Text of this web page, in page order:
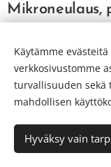
Mikroneulaus,
Mikroneulaus on
hoito, joka stimuloi
korjaamaan itseään
voidaan hoitaa
epätasaista ihoa
ihohuokosia.
Käytämme
verkkosivustomme
turvallisuuden sekä
mahdollisen
Hyväksy vain